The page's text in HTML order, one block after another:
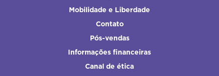
Mobilidade e Liberdade
Contato
Pós-vendas
Informações financeiras
Canal de ética